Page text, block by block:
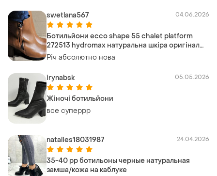
swetlana567 04.06.2026
Ботильйони ecco shape 55 chalet platform
272513 hydromax натуральна шкіра оригінал
нові р.39,40
Річ абсолютно нова
irynabsk 05.05.2026
Жіночі ботильйони
все суперрр
natalies18031987 24.04.2026
35-40 рр ботильоны черные натуральная
замша/кожа на каблуке